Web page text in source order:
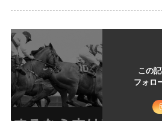
この
フォロ